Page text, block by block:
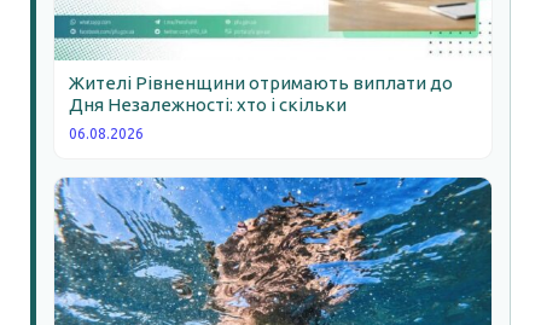
Жителі Рівненщини отримають виплати до
Дня Незалежності: хто і скільки
06.08.2026